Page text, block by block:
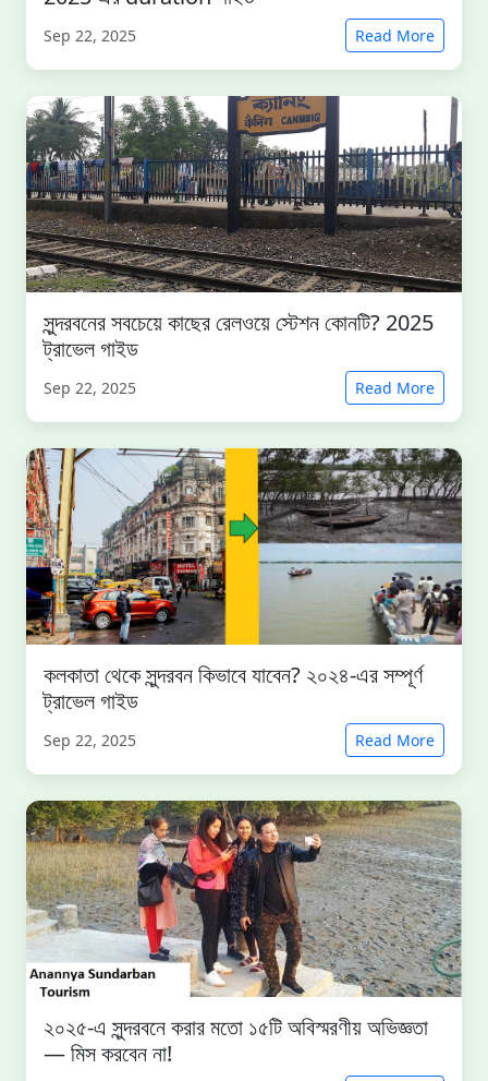
Sep 22, 2025 Read More
সুন্দরবনের সবচেয়ে কাছের রেলওয়ে স্টেশন কোনটি? 2025
ট্রাভেল গাইড
Sep 22, 2025 Read More
কলকাতা থেকে সুন্দরবন কিভাবে যাবেন? ২০২৪-এর সম্পূর্ণ
ট্রাভেল গাইড
Sep 22, 2025 Read More
২০২৫-এ সুন্দরবনে করার মতো ১৫টি অবিস্মরণীয় অভিজ্ঞতা
— মিস করবেন না!